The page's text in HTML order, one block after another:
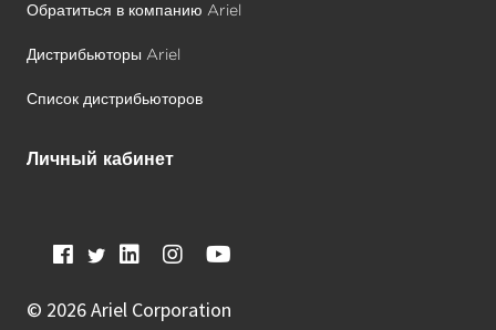
Обратиться в компанию Ariel
Дистрибьюторы Ariel
Список дистрибьюторов
Личный кабинет
© 2026 Ariel Corporation